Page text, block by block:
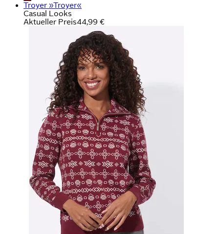
Troyer »Troyer«
Casual Looks
Aktueller Preis44,99 €